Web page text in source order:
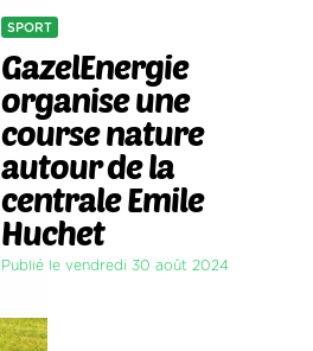
SPORT
GazelEnergie
organise une
course nature
autour de la
centrale Emile
Huchet
Publié le vendredi 30 août 2024